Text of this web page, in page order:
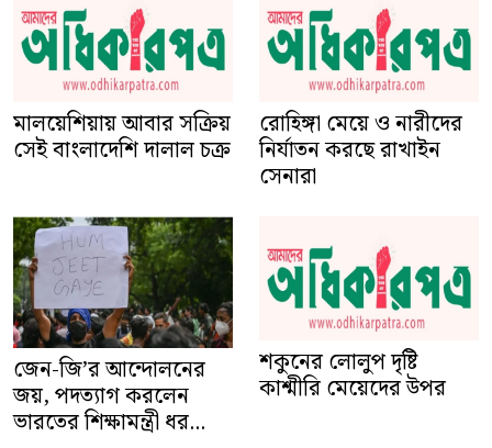
মালয়েশিয়ায় আবার সক্রিয়
সেই বাংলাদেশি দালাল চক্র
রোহিঙ্গা মেয়ে ও নারীদের
নির্যাতন করছে রাখাইন
সেনারা
জেন-জি’র আন্দোলনের
জয়, পদত্যাগ করলেন
ভারতের শিক্ষামন্ত্রী ধর...
শকুনের লোলুপ দৃষ্টি
কাশ্মীরি মেয়েদের উপর